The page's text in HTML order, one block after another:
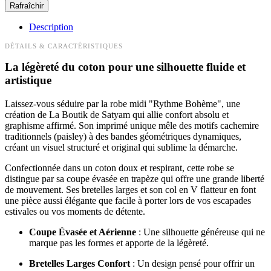
Description
DÉTAILS & CARACTÉRISTIQUES
La légèreté du coton pour une silhouette fluide et
artistique
Laissez-vous séduire par la robe midi "Rythme Bohème", une
création de La Boutik de Satyam qui allie confort absolu et
graphisme affirmé. Son imprimé unique mêle des motifs cachemire
traditionnels (paisley) à des bandes géométriques dynamiques,
créant un visuel structuré et original qui sublime la démarche.
Confectionnée dans un coton doux et respirant, cette robe se
distingue par sa coupe évasée en trapèze qui offre une grande liberté
de mouvement. Ses bretelles larges et son col en V flatteur en font
une pièce aussi élégante que facile à porter lors de vos escapades
estivales ou vos moments de détente.
Coupe Évasée et Aérienne : Une silhouette généreuse qui ne
marque pas les formes et apporte de la légèreté.
Bretelles Larges Confort : Un design pensé pour offrir un